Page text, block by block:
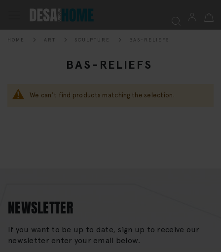
My
HOME ART SCULPTURE BAS-RELIEFS
BAS-RELIEFS
We can't find products matching the selection.
NEWSLETTER
If you want to be up to date, sign up to receive our
newsletter enter your email below.